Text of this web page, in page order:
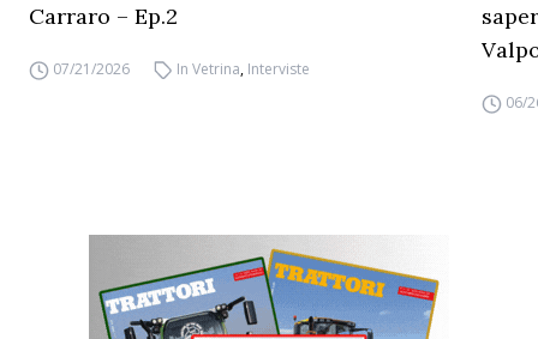
Carraro – Ep.2
07/21/2026 In Vetrina, Interviste
06/